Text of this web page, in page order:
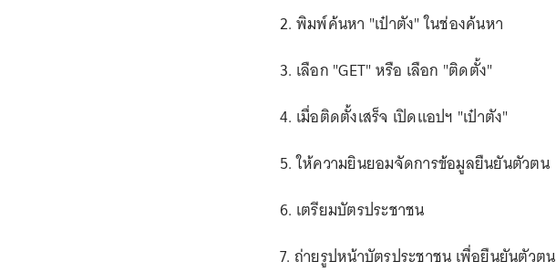
2. พิมพ์ค้นหา "เป๋าตัง" ในช่องค้นหา
3. เลือก "GET" หรือ เลือก "ติดตั้ง"
4. เมื่อติดตั้งเสร็จ เปิดแอปฯ "เป๋าตัง"
5. ให้ความยินยอมจัดการข้อมูลยืนยันตัวตน
6. เตรียมบัตรประชาชน
7. ถ่ายรูปหน้าบัตรประชาชน เพื่อยืนยันตัวตน